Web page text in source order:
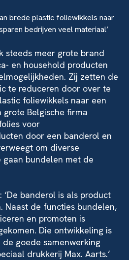
brede plastic foliewikkels naar
bedrijven veel materiaal’
steeds meer grote brand
en household producten
Zij zetten de
te reduceren door over te
foliewikkels naar een
grote Belgische firma
voor
door een banderol en
om diverse
bundelen met de
‘De banderol is als product
Naast de functies bundelen,
en promoten is
Die ontwikkeling is
goede samenwerking
drukkerij Max. Aarts.’